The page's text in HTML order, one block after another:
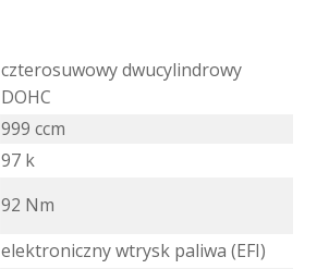
czterosuwowy dwucylindrowy
DOHC
999 ccm
97 k
92 Nm
elektroniczny wtrysk paliwa (EFI)